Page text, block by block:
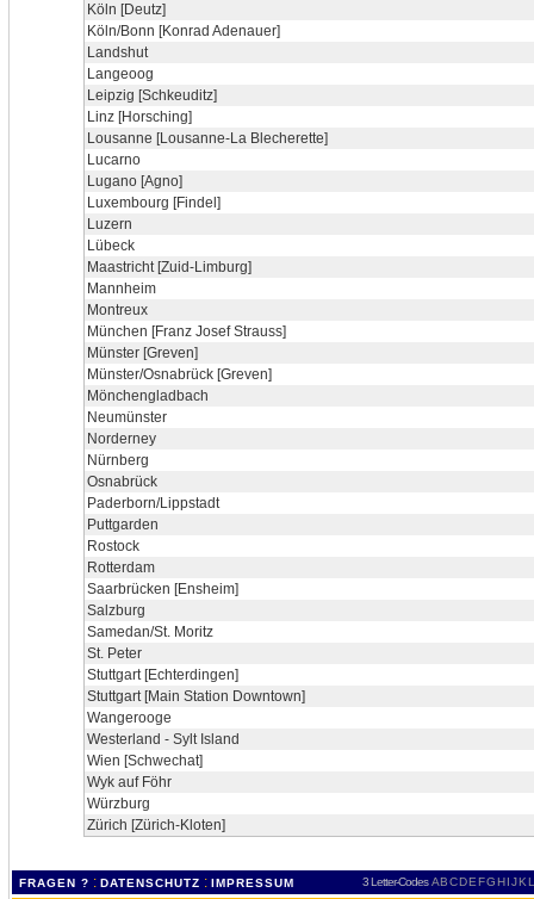
Köln [Deutz]
Köln/Bonn [Konrad Adenauer]
Landshut
Langeoog
Leipzig [Schkeuditz]
Linz [Horsching]
Lousanne [Lousanne-La Blecherette]
Lucarno
Lugano [Agno]
Luxembourg [Findel]
Luzern
Lübeck
Maastricht [Zuid-Limburg]
Mannheim
Montreux
München [Franz Josef Strauss]
Münster [Greven]
Münster/Osnabrück [Greven]
Mönchengladbach
Neumünster
Norderney
Nürnberg
Osnabrück
Paderborn/Lippstadt
Puttgarden
Rostock
Rotterdam
Saarbrücken [Ensheim]
Salzburg
Samedan/St. Moritz
St. Peter
Stuttgart [Echterdingen]
Stuttgart [Main Station Downtown]
Wangerooge
Westerland - Sylt Island
Wien [Schwechat]
Wyk auf Föhr
Würzburg
Zürich [Zürich-Kloten]
FRAGEN ? : DATENSCHUTZ : IMPRESSUM 3 Letter-Codes ABCDEFGH IJKL